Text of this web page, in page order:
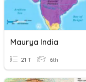
Maurya India
21 T 6th